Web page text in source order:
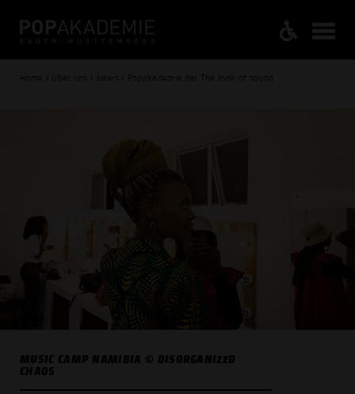
Home / Über uns / News / Popakademie bei The look of sound
MUSIC CAMP NAMIBIA © DISORGANIZED
CHAOS